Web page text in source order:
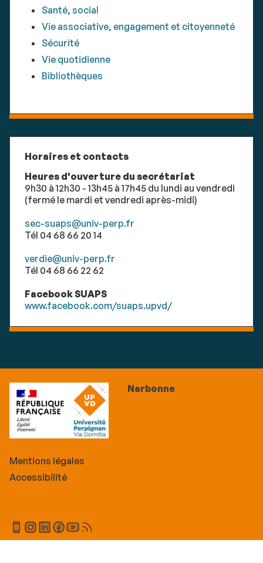
Santé, social
Vie associative, engagement et citoyenneté
Sécurité
Vie quotidienne
Bibliothèques
Horaires et contacts
Heures d'ouverture du secrétariat
9h30 à 12h30 - 13h45 à 17h45 du lundi au vendredi
(fermé le mardi et vendredi après-midi)
sec-suaps@univ-perp.fr
Tél 04 68 66 20 14
verdie@univ-perp.fr
Tél 04 68 66 22 62
Facebook SUAPS
www.facebook.com/suaps.upvd/
Narbonne
Mentions légales
Accessibilité